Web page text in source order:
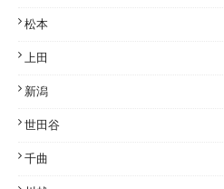
松本
上田
新潟
世田谷
千曲